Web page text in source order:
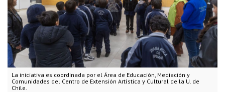
La iniciativa es coordinada por el Área de Educación, Mediación y
Comunidades del Centro de Extensión Artística y Cultural de la U. de
Chile.